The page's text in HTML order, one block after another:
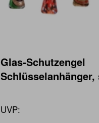
Glas-Schutzengel
UVP: